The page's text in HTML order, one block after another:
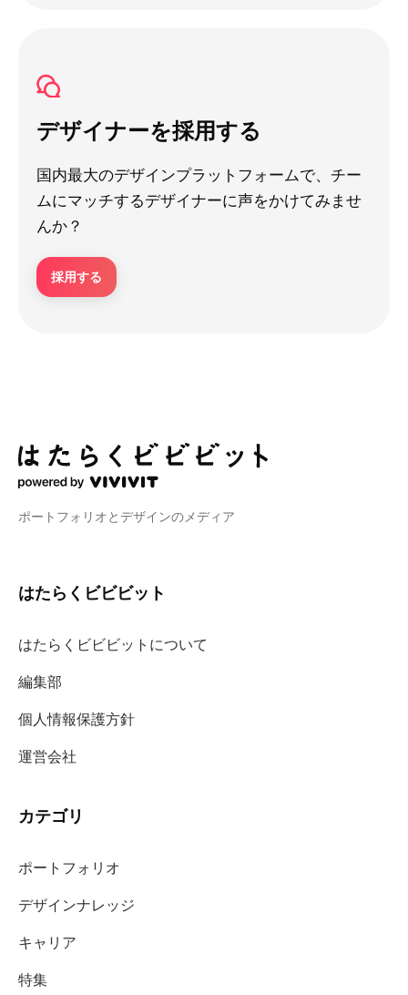
デザイナーを採用する
国内最大のデザインプラットフォームで、チー
ムにマッチするデザイナーに声をかけてみませ
んか？
採用する
ポートフォリオとデザインのメディア
はたらくビビビット
はたらくビビビットについて
編集部
個人情報保護方針
運営会社
カテゴリ
ポートフォリオ
デザインナレッジ
キャリア
特集